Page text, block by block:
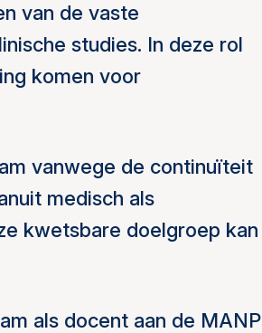
van de vaste
studies. In deze rol
komen voor
vanwege de continuïteit
medisch als
kwetsbare doelgroep kan
als docent aan de MANP